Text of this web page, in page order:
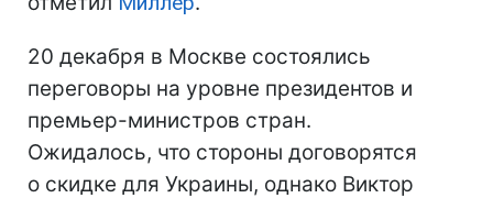
20 декабря в Москве состоялись
переговоры на уровне президентов и
премьер-министров стран.
Ожидалось, что стороны договорятся
о скидке для Украины, однако Виктор